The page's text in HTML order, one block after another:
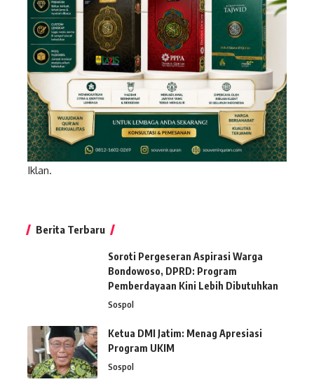
Iklan.
Berita Terbaru
Soroti Pergeseran Aspirasi Warga
Bondowoso, DPRD: Program
Pemberdayaan Kini Lebih Dibutuhkan
Sospol
Ketua DMI Jatim: Menag Apresiasi
Program UKIM
Sospol